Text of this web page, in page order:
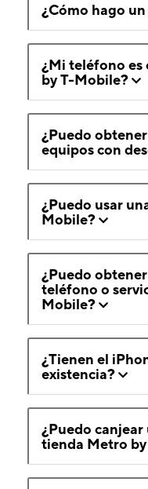
¿Cómo hago
¿Mi teléfono
by T-Mobile?
¿Puedo
equipos con
¿Puedo usar
Mobile?
¿Puedo
teléfono o
Mobile?
¿Tienen el
existencia?
¿Puedo
tienda Metro